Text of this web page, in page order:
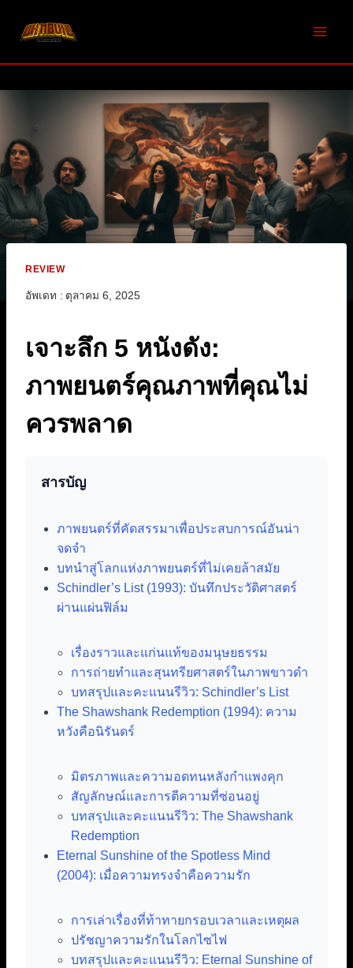
REVIEW
อัพเดท : ตุลาคม 6, 2025
เจาะลึก 5 หนังดัง:
ภาพยนตร์คุณภาพที่คุณไม่
ควรพลาด
สารบัญ
ภาพยนตร์ที่คัดสรรมาเพื่อประสบการณ์อันน่า
จดจำ
บทนำสู่โลกแห่งภาพยนตร์ที่ไม่เคยล้าสมัย
Schindler’s List (1993): บันทึกประวัติศาสตร์
ผ่านแผ่นฟิล์ม
เรื่องราวและแก่นแท้ของมนุษยธรรม
การถ่ายทำและสุนทรียศาสตร์ในภาพขาวดำ
บทสรุปและคะแนนรีวิว: Schindler’s List
The Shawshank Redemption (1994): ความ
หวังคือนิรันดร์
มิตรภาพและความอดทนหลังกำแพงคุก
สัญลักษณ์และการตีความที่ซ่อนอยู่
บทสรุปและคะแนนรีวิว: The Shawshank
Redemption
Eternal Sunshine of the Spotless Mind
(2004): เมื่อความทรงจำคือความรัก
การเล่าเรื่องที่ท้าทายกรอบเวลาและเหตุผล
ปรัชญาความรักในโลกไซไฟ
บทสรุปและคะแนนรีวิว: Eternal Sunshine of